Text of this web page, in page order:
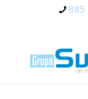
885